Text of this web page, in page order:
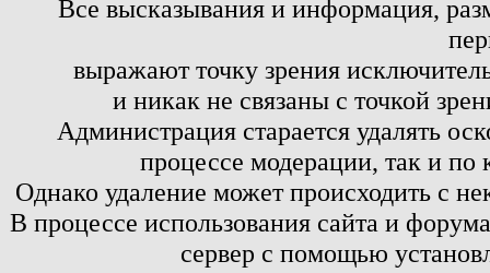
Все высказывания и информация,
выражают точку зрения
и никак не связаны с точкой
Администрация старается удалять
процессе модерации, так и по
Однако удаление может происходить с
В процессе использования сайта и
сервер с помощью